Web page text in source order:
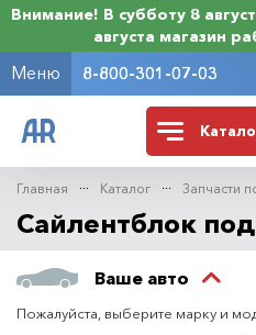
Внимание! В субботу 8
августа магазин
Меню 8-800-301-07-03
Главная Каталог Запчасти
Сайлентблок
Ваше авто
Пожалуйста, выберите марку и